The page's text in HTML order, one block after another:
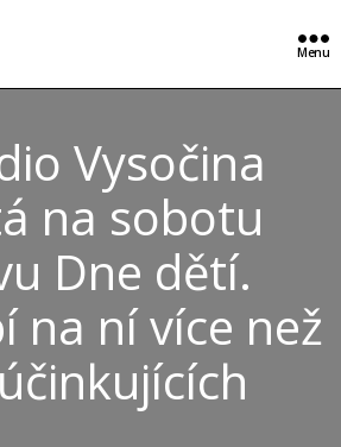
Menu
Vysočina
na sobotu
Dne dětí.
na ní více než